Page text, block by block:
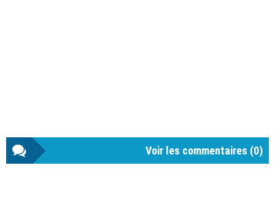
Voir les commentaires (0)